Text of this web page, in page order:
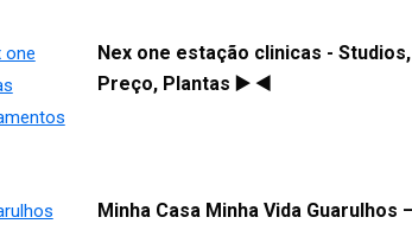
Nex one estação clinicas - Studios,
Preço, Plantas ▶️ ◀️
Minha Casa Minha Vida Guarulhos –